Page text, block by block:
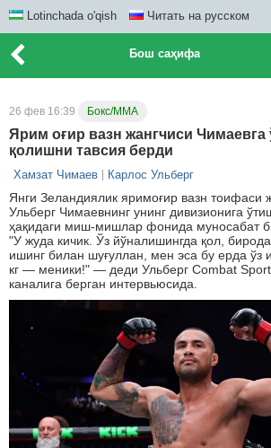
Lotinchada o'qish Читать на русском
Бош саҳифа
26 фев 16:39 Бокс/ММА
Ярим оғир вазн жангчиси Чимаевга
қолишни тавсия берди
Хамзат Чимаев Карлос Ульберг
Янги Зеландиялик яримоғир вазн тоифаси
Ульберг Чимаевнинг унинг дивизионига
ҳақидаги миш-мишлар фонида муносабат
"У жуда кичик. Ўз йўналишингда қол,
ишинг билан шуғуллан, мен эса бу ерда
кг — меники!" — деди Ульберг Combat
каналига берган интервьюсида.